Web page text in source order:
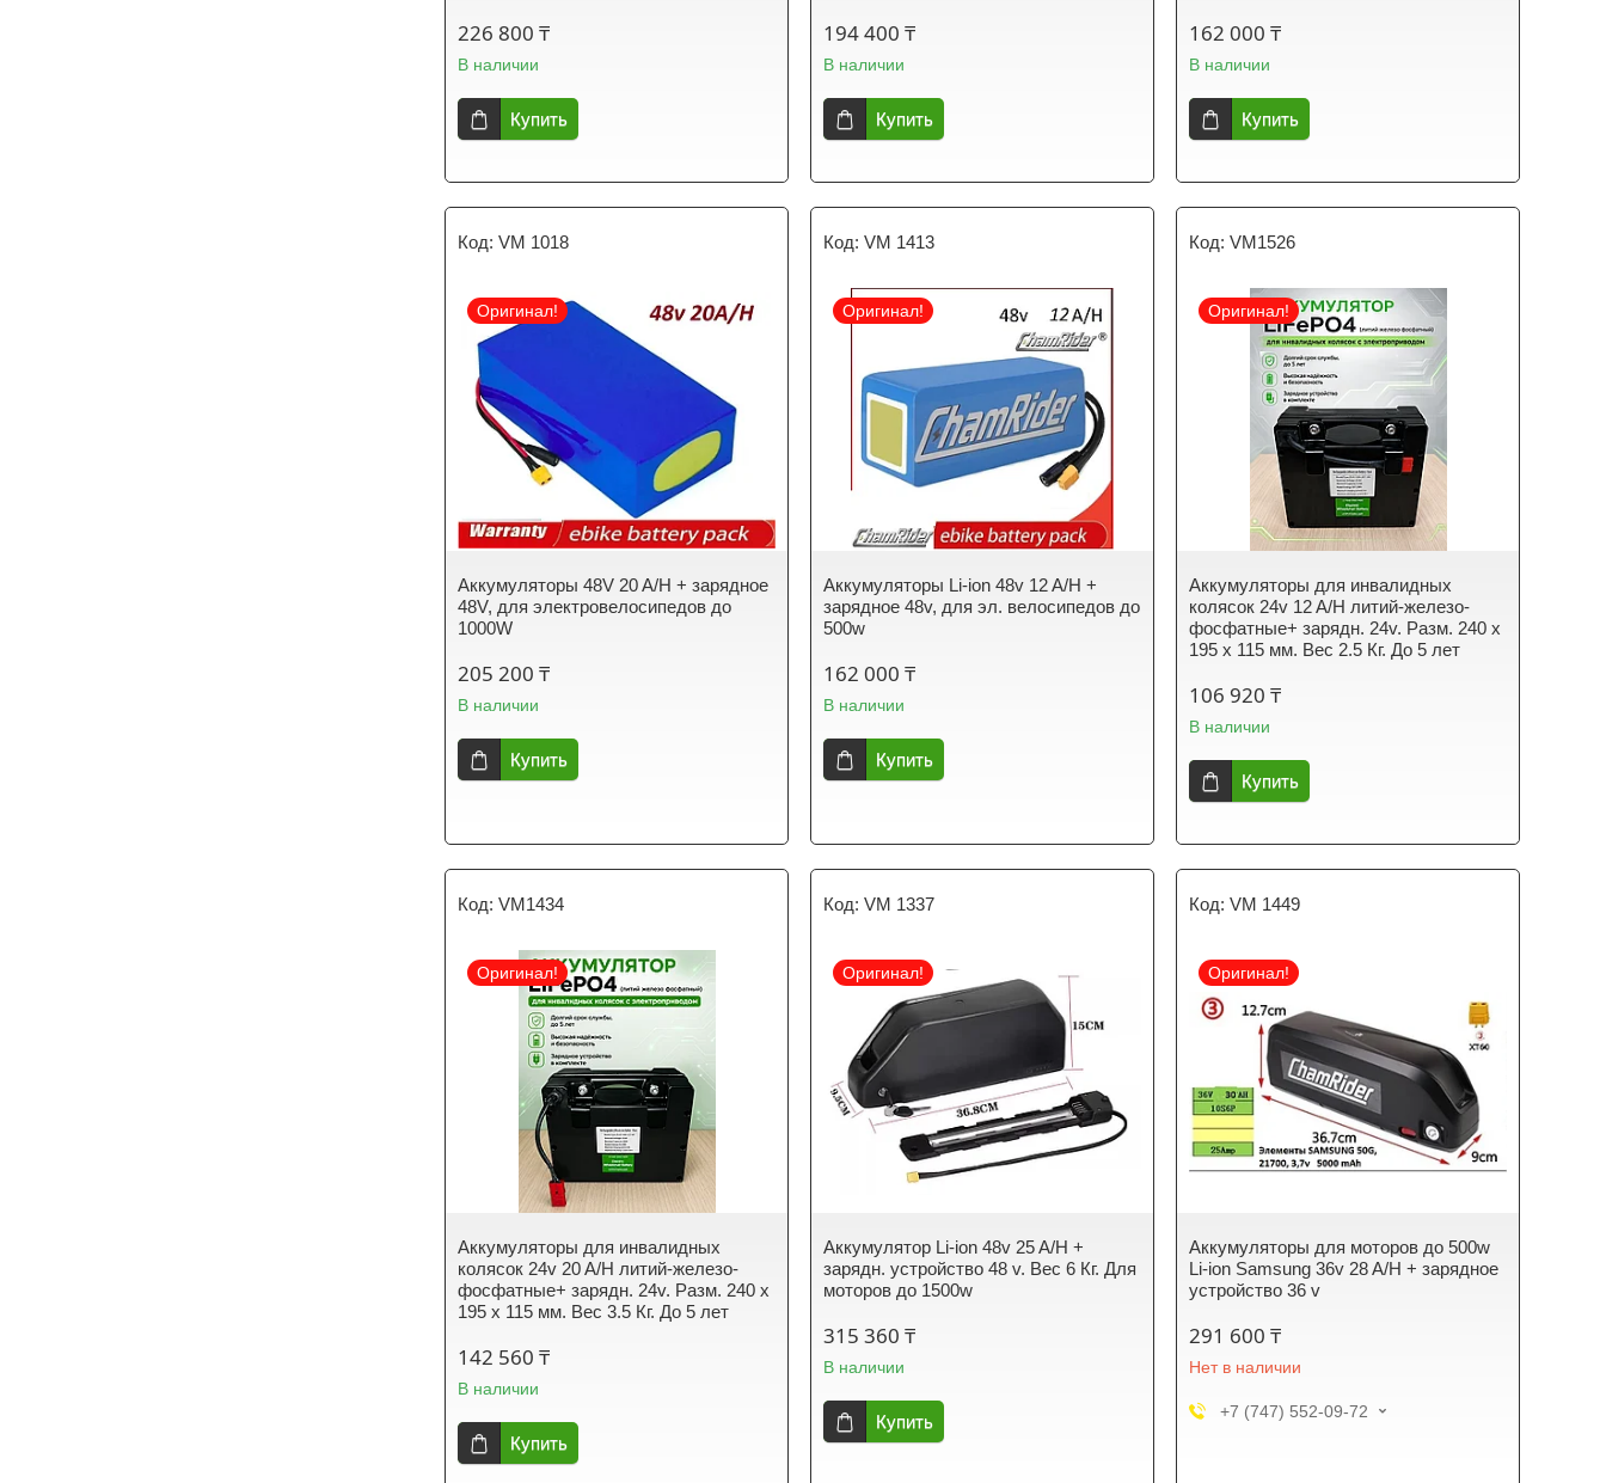
226 800 ₸
В наличии
Купить
194 400 ₸
В наличии
Купить
162 000 ₸
В наличии
Купить
VM 1018
Оригинал!
Аккумуляторы 48V 20 A/H + зарядное
48V, для электровелосипедов до
1000W
205 200 ₸
В наличии
Купить
VM 1413
Оригинал!
Аккумуляторы Li-ion 48v 12 A/H +
зарядное 48v, для эл. велосипедов до
500w
162 000 ₸
В наличии
Купить
VM1526
Оригинал!
Аккумуляторы для инвалидных
колясок 24v 12 A/H литий-железо-
фосфатные+ зарядн. 24v. Разм. 240 x
195 x 115 мм. Вес 2.5 Кг. До 5 лет
106 920 ₸
В наличии
Купить
VM1434
Оригинал!
Аккумуляторы для инвалидных
колясок 24v 20 A/H литий-железо-
фосфатные+ зарядн. 24v. Разм. 240 x
195 x 115 мм. Вес 3.5 Кг. До 5 лет
142 560 ₸
В наличии
Купить
VM 1337
Оригинал!
Аккумулятор Li-ion 48v 25 A/H +
зарядн. устройство 48 v. Вес 6 Кг. Для
моторов до 1500w
315 360 ₸
В наличии
Купить
VM 1449
Оригинал!
Аккумуляторы для моторов до 500w
Li-ion Samsung 36v 28 A/H + зарядное
устройство 36 v
291 600 ₸
Нет в наличии
+7 (747) 552-09-72